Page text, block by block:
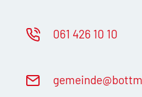
061 426 10 10
g m nd b ttm